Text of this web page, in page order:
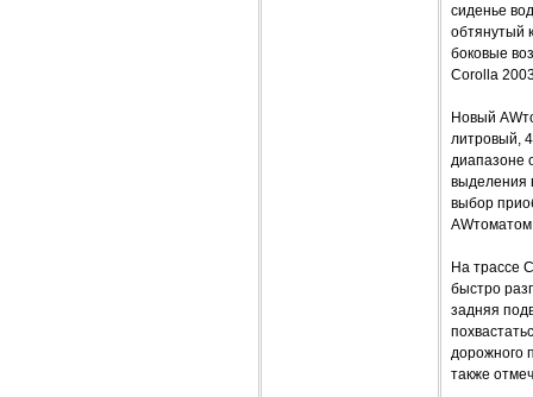
сиденье
обтянутый
боковые
Corolla
Новый
литровый,
диапазоне
выделения
выбор
На трассе
быстро
задняя
дорожного
также